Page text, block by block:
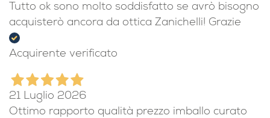
27 Luglio 2026
Tutto ok sono molto soddisfatto se avrò bisogno
Acquirente verificato